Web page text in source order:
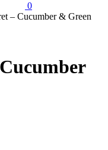
0
– Cucumber & Green